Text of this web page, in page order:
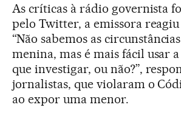
As críticas à rádio governista
pelo Twitter, a emissora
“Não sabemos as
menina, mas é mais fácil usar
que investigar, ou não?”,
jornalistas, que violaram o
ao expor uma menor.